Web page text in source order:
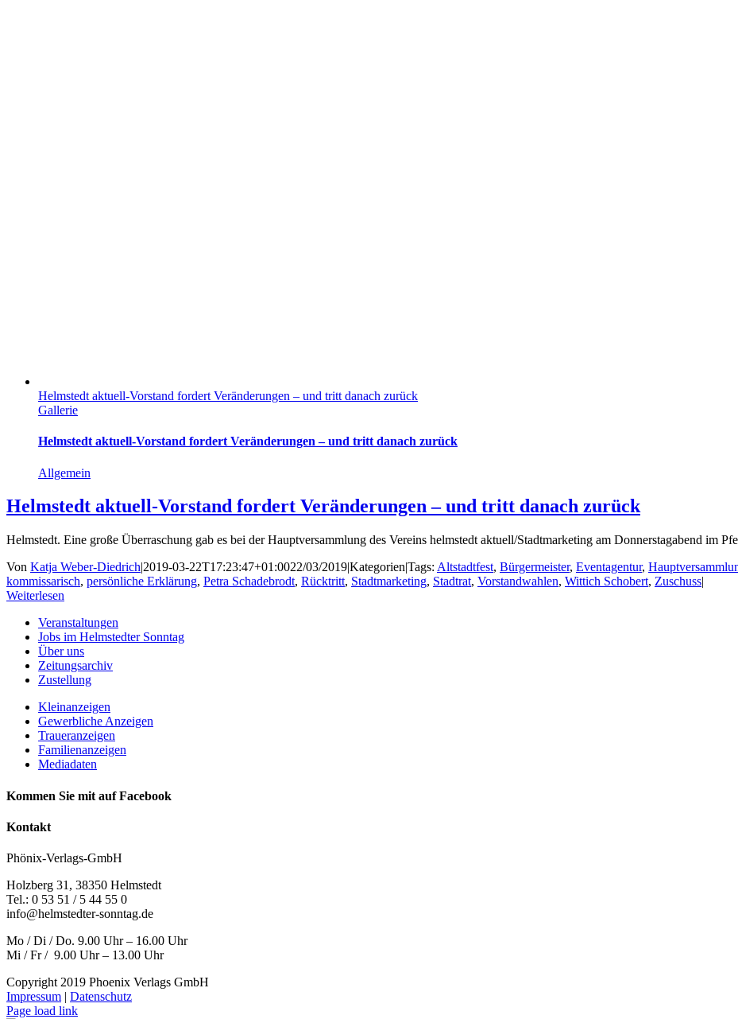
Helmstedt aktuell-Vorstand fordert Veränderungen – und tritt danach zurück
Gallerie
Helmstedt aktuell-Vorstand fordert Veränderungen – und tritt danach zurück
Allgemein
Helmstedt aktuell-Vorstand fordert Veränderungen – und tritt danach zurück
Helmstedt. Eine große Überraschung gab es bei der Hauptversammlung des Vereins helmstedt aktuell/Stadtmarketing am Donnerstagabend im
Von Katja Weber-Diedrich|2019-03-22T17:23:47+01:0022/03/2019|Kategorien|Tags: Altstadtfest, Bürgermeister, Eventagentur,
kommissarisch, persönliche Erklärung, Petra Schadebrodt, Rücktritt, Stadtmarketing, Stadtrat, Vorstandwahlen, Wittich Schobert, Zuschuss|
Weiterlesen
Veranstaltungen
Jobs im Helmstedter Sonntag
Über uns
Zeitungsarchiv
Zustellung
Kleinanzeigen
Gewerbliche Anzeigen
Traueranzeigen
Familienanzeigen
Mediadaten
Kommen Sie mit auf Facebook
Kontakt
Phönix-Verlags-GmbH
Holzberg 31, 38350 Helmstedt
Tel.: 0 53 51 / 5 44 55 0
info@helmstedter-sonntag.de
Mo / Di / Do. 9.00 Uhr – 16.00 Uhr
Mi / Fr / 9.00 Uhr – 13.00 Uhr
Copyright 2019 Phoenix Verlags GmbH
Impressum | Datenschutz
Page load link